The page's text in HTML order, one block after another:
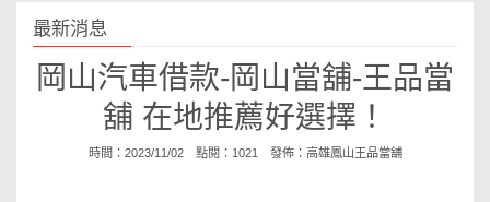
最新消息
岡山汽車借款-岡山當舖-王品當
舖 在地推薦好選擇！
時間：2023/11/02 點閱：1021 發佈： 高雄鳳山王品當舖